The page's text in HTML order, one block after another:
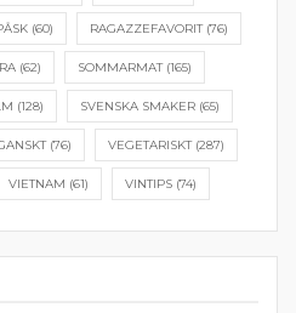
(60) RAGAZZEFAVORIT(76)
(62) SOMMARMAT(165)
(128) SVENSKA SMAKER(65)
(76) VEGETARISKT(287)
VIETNAM (61) VINTIPS (74)